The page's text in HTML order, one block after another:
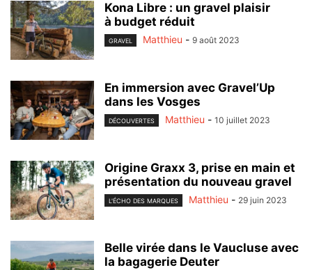
Kona Libre : un gravel plaisir
à budget réduit
GRAVEL Matthieu - 9 août 2023
En immersion avec Gravel’Up
dans les Vosges
DÉCOUVERTES Matthieu - 10 juillet 2023
Origine Graxx 3, prise en main et
présentation du nouveau gravel
L'ÉCHO DES MARQUES Matthieu - 29 juin 2023
Belle virée dans le Vaucluse avec
la bagagerie Deuter